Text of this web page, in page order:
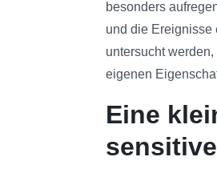
besonders
und die Ereignisse
untersucht
eigenen
Eine